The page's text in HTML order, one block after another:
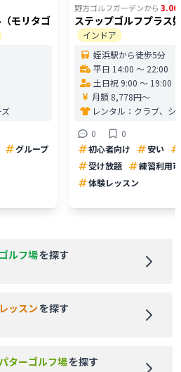
モリタゴ
グループ
野方ゴルフガーデンから 3.06
ステップゴルフプラス
インドア
姪浜駅から徒歩5分
平日 14:00 〜 22:00
土日祝 9:00 〜 19:00
月額 8,778円〜
レンタル： クラブ、シ
0
0
初心者向け
安い
受け放題
練習利用可
体験レッスン
ゴルフ場を探す
レッスンを探す
パターゴルフ場を探す